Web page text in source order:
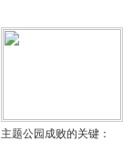
主题公园成败的关键：